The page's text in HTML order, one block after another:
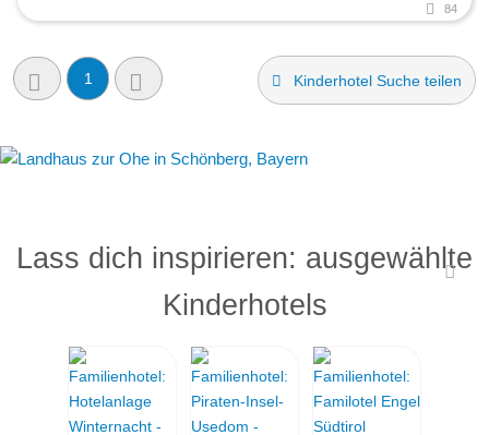
84
1 Kinderhotel Suche teilen
Lass dich inspirieren: ausgewählte
Kinderhotels